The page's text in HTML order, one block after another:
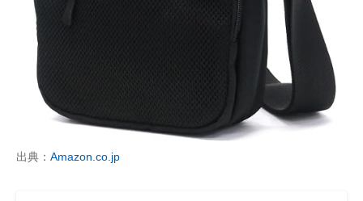
出典： Amazon.co.jp